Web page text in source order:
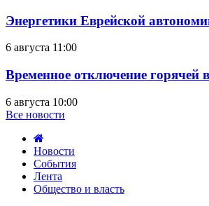
Энергетики Еврейской
6 августа 11:00
Временное отключение горячей
6 августа 10:00
Все новости
Новости
События
Лента
Общество и власть